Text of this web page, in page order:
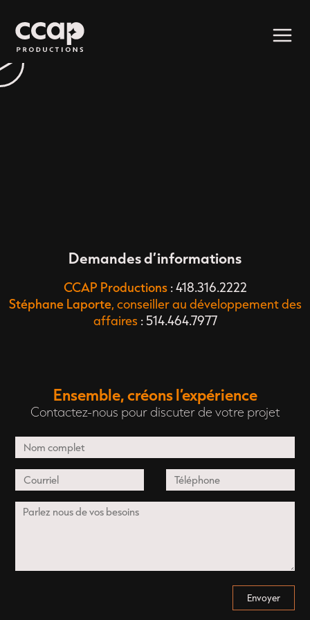
Demandes d’informations
CCAP Productions: 418.316.2222
Stéphane Laporte, conseiller au développement des
affaires : 514.464.7977
Ensemble, créons l’expérience
Contactez-nous pour discuter de votre projet
Envoyer